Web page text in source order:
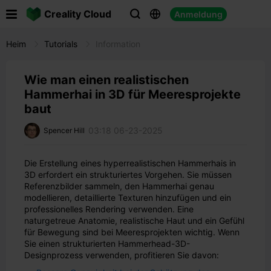
Creality Cloud   Anmeldung
Heim Tutorials
Wie man einen realistischen
Hammerhai in 3D für Meeresprojekte
baut
Spencer Hill 03:18 06-23-2025
Die Erstellung eines hyperrealistischen Hammerhais in
3D erfordert ein strukturiertes Vorgehen. Sie müssen
Referenzbilder sammeln, den Hammerhai genau
modellieren, detaillierte Texturen hinzufügen und ein
professionelles Rendering verwenden. Eine
naturgetreue Anatomie, realistische Haut und ein Gefühl
für Bewegung sind bei Meeresprojekten wichtig. Wenn
Sie einen strukturierten Hammerhead-3D-
Designprozess verwenden, profitieren Sie davon: